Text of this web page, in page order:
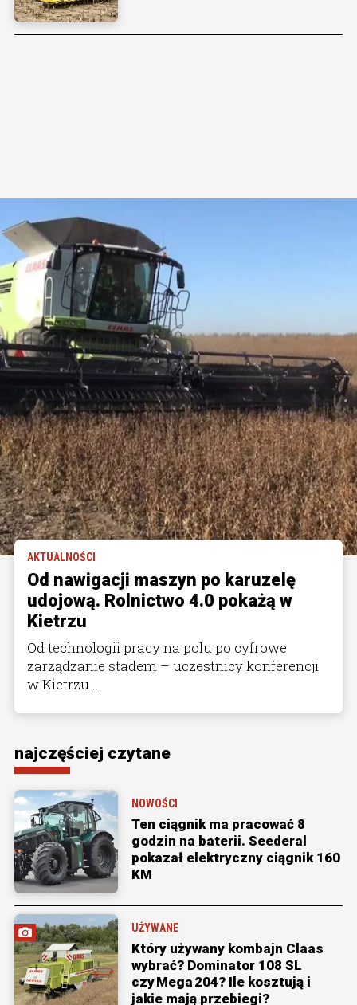
AKTUALNOŚCI
Od nawigacji maszyn po karuzelę
udojową. Rolnictwo 4.0 pokażą w
Kietrzu
Od technologii pracy na polu po cyfrowe
zarządzanie stadem – uczestnicy konferencji
w Kietrzu ...
najczęściej czytane
NOWOŚCI
Ten ciągnik ma pracować 8
godzin na baterii. Seederal
pokazał elektryczny ciągnik 160
KM
UŻYWANE
Który używany kombajn Claas
wybrać? Dominator 108 SL
czy Mega 204? Ile kosztują i
jakie mają przebiegi?